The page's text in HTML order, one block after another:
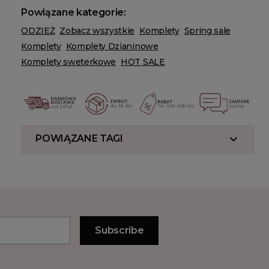
Powiązane kategorie:
ODZIEŻ Zobacz wszystkie Komplety Spring sale
Komplety Komplety Dzianinowe
Komplety sweterkowe HOT SALE
POWIĄZANE TAGI